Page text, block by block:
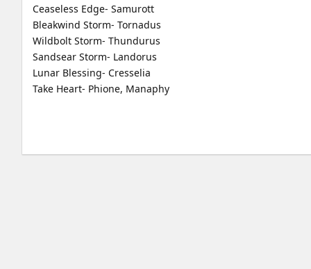
Ceaseless Edge- Samurott
Bleakwind Storm- Tornadus
Wildbolt Storm- Thundurus
Sandsear Storm- Landorus
Lunar Blessing- Cresselia
Take Heart- Phione, Manaphy